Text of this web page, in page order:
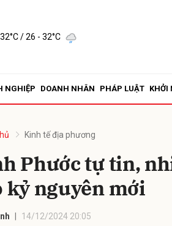
32°C/ 26 - 32°C
NGHIỆP DOANH NHÂN PHÁP LUẬT KHỞI
Kinh tế địa phương
Phước tự tin,
kỷ nguyên mới
14/12/2024 20:05